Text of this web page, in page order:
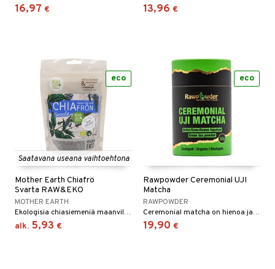
16,97 € 13,96 €
Saatavana useana vaihtoehtona
Mother Earth Chiafrö
Svarta RAW&EKO
MOTHER EARTH
Ekologisia chiasiemeniä maanviljelys-osuuskunnasta Perusta.
alk. 5,93 €
eco
Rawpowder Ceremonial UJI
Matcha
RAWPOWDER
Ceremonial matcha on hienoa jauhetta, joka on valmistettu ensimmäisen sadon erittäin hienoista teelehdistä.
19,90 €
eco